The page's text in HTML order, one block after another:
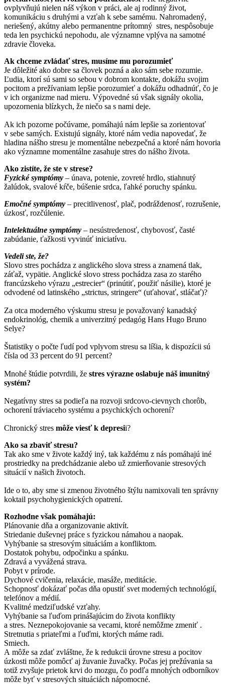
ovplyvňujú nielen náš výkon v práci, ale aj rodinný život,
komunikáciu s druhými a vzťah k sebe samému. Nahromadený,
neriešený, akútny alebo permanentne prítomný stres, nespôsobuje
teda len psychickú nepohodu, ale významne vplýva na samotné
zdravie človeka.
Ak chceme zvládať stres, musíme mu porozumieť
Je dôležité ako dobre sa človek pozná a ako sám sebe rozumie.
Ľudia, ktorí sú sami so sebou v dobrom kontakte, dokážu svojim
pocitom a prežívaniam lepšie porozumieť a dokážu odhadnúť, čo je
v ich organizme nad mieru. Výpovedné sú však signály okolia,
upozornenia blízkych, že niečo sa s nami deje.
Ak ich pozorne počúvame, pomáhajú nám lepšie sa zorientovať
v sebe samých. Existujú signály, ktoré nám vedia napovedať, že
hladina nášho stresu je momentálne nebezpečná a ktoré nám hovoria
ako významne momentálne zasahuje stres do nášho života.
Ako zistíte, že ste v strese?
Fyzické symptómy – únava, potenie, zovreté hrdlo, stiahnutý
žalúdok, svalové kŕče, búšenie srdca, ľahké poruchy spánku.
Emočné symptómy – precitlivenosť, plač, podráždenosť, rozrušenie,
úzkosť, rozčúlenie.
Intelektuálne symptómy – nesústredenosť, chybovosť, časté
zabúdanie, ťažkosti vyvinúť iniciatívu.
Vedeli ste, že?
Slovo stres pochádza z anglického slova stress a znamená tlak,
záťaž, vypätie. Anglické slovo stress pochádza zasa zo starého
francúzskeho výrazu „estrecier“ (prinútiť, použiť násilie), ktoré je
odvodené od latinského „strictus, stringere“ (uťahovať, stláčať)?
Za otca moderného výskumu stresu je považovaný kanadský
endokrinológ, chemik a univerzitný pedagóg Hans Hugo Bruno
Selye?
Štatistiky o počte ľudí pod vplyvom stresu sa líšia, k dispozícii sú
čísla od 33 percent do 91 percent?
Mnohé štúdie potvrdili, že stres výrazne oslabuje náš imunitný
systém?
Negatívny stres sa podieľa na rozvoji srdcovo-cievnych chorôb,
ochorení tráviaceho systému a psychických ochorení?
Chronický stres môže viesť k depresii?
Ako sa zbaviť stresu?
Tak ako sme v živote každý iný, tak každému z nás pomáhajú iné
prostriedky na predchádzanie alebo už zmierňovanie stresových
situácií v našich životoch.
Ide o to, aby sme si zmenou životného štýlu namixovali ten správny
koktail psychohygienických opatrení.
Rozhodne však pomáhajú:
Plánovanie dňa a organizovanie aktivít.
Striedanie duševnej práce s fyzickou námahou a naopak.
Vyhýbanie sa stresovým situáciám a konfliktom.
Dostatok pohybu, odpočinku a spánku.
Zdravá a vyvážená strava.
Pobyt v prírode.
Dychové cvičenia, relaxácie, masáže, meditácie.
Schopnosť dokázať počas dňa opustiť svet moderných technológií,
telefónov a médií.
Kvalitné medziľudské vzťahy.
Vyhýbanie sa ľuďom prinášajúcim do života konflikty
a stres. Neznepokojovanie sa vecami, ktoré nemôžme zmeniť .
Stretnutia s priateľmi a ľuďmi, ktorých máme radi.
Smiech.
A môže sa zdať zvláštne, že k redukcii úrovne stresu a pocitov
úzkosti môže pomôcť aj žuvanie žuvačky. Počas jej prežúvania sa
totiž zvyšuje prietok krvi do mozgu, čo podľa mnohých odborníkov
môže byť v stresových situáciách nápomocné.